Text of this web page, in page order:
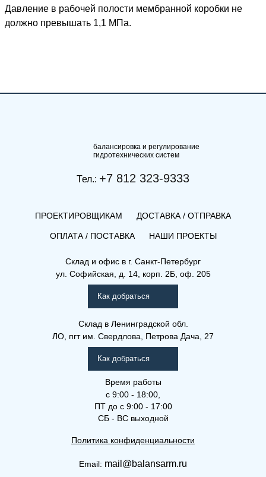
Давление в рабочей полости мембранной коробки не
должно превышать 1,1 МПа.
балансировка и регулирование
гидротехнических систем
Тел.: +7 812 323-9333
ПРОЕКТИРОВЩИКАМ ДОСТАВКА / ОТПРАВКА
ОПЛАТА / ПОСТАВКА НАШИ ПРОЕКТЫ
Склад и офис в г. Санкт-Петербург
ул. Софийская, д. 14, корп. 2Б, оф. 205
Как добраться
Склад в Ленинградской обл.
ЛО, пгт им. Свердлова, Петрова Дача, 27
Как добраться
Время работы
с 9:00 - 18:00,
ПТ до с 9:00 - 17:00
СБ - ВС выходной
Политика конфиденциальности
Email: mail@balansarm.ru